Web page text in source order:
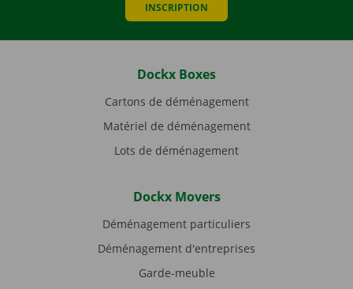
INSCRIPTION
Dockx Boxes
Cartons de déménagement
Matériel de déménagement
Lots de déménagement
Dockx Movers
Déménagement particuliers
Déménagement d'entreprises
Garde-meuble